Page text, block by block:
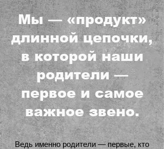
Мы — «продукт»
длинной цепочки,
в которой наши
родители —
первое и самое
важное звено.
Ведь именно родители — первые, кто